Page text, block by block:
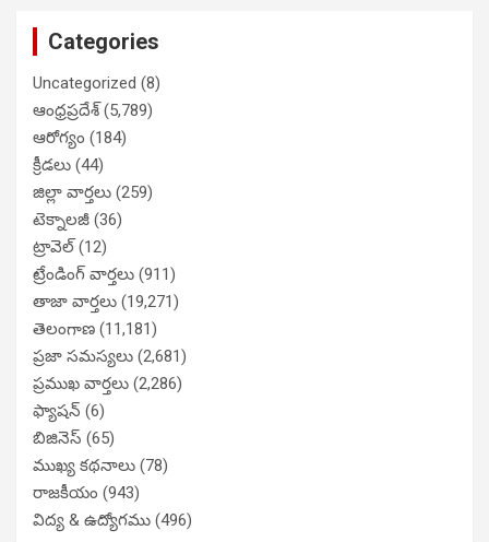
Categories
Uncategorized (8)
ఆంధ్రప్రదేశ్(5,789)
ఆరోగ్యం (184)
క్రీడలు (44)
జిల్లా వార్తలు (259)
టెక్నాలజీ (36)
ట్రావెల్(12)
ట్రేండింగ్ వార్తలు (911)
తాజా వార్తలు (19,271)
తెలంగాణ (11,181)
ప్రజా సమస్యలు (2,681)
ప్రముఖ వార్తలు (2,286)
ఫ్యాషన్ (6)
బిజినెస్ (65)
ముఖ్య కథనాలు (78)
రాజకీయం (943)
విద్య & ఉద్యోగము (496)